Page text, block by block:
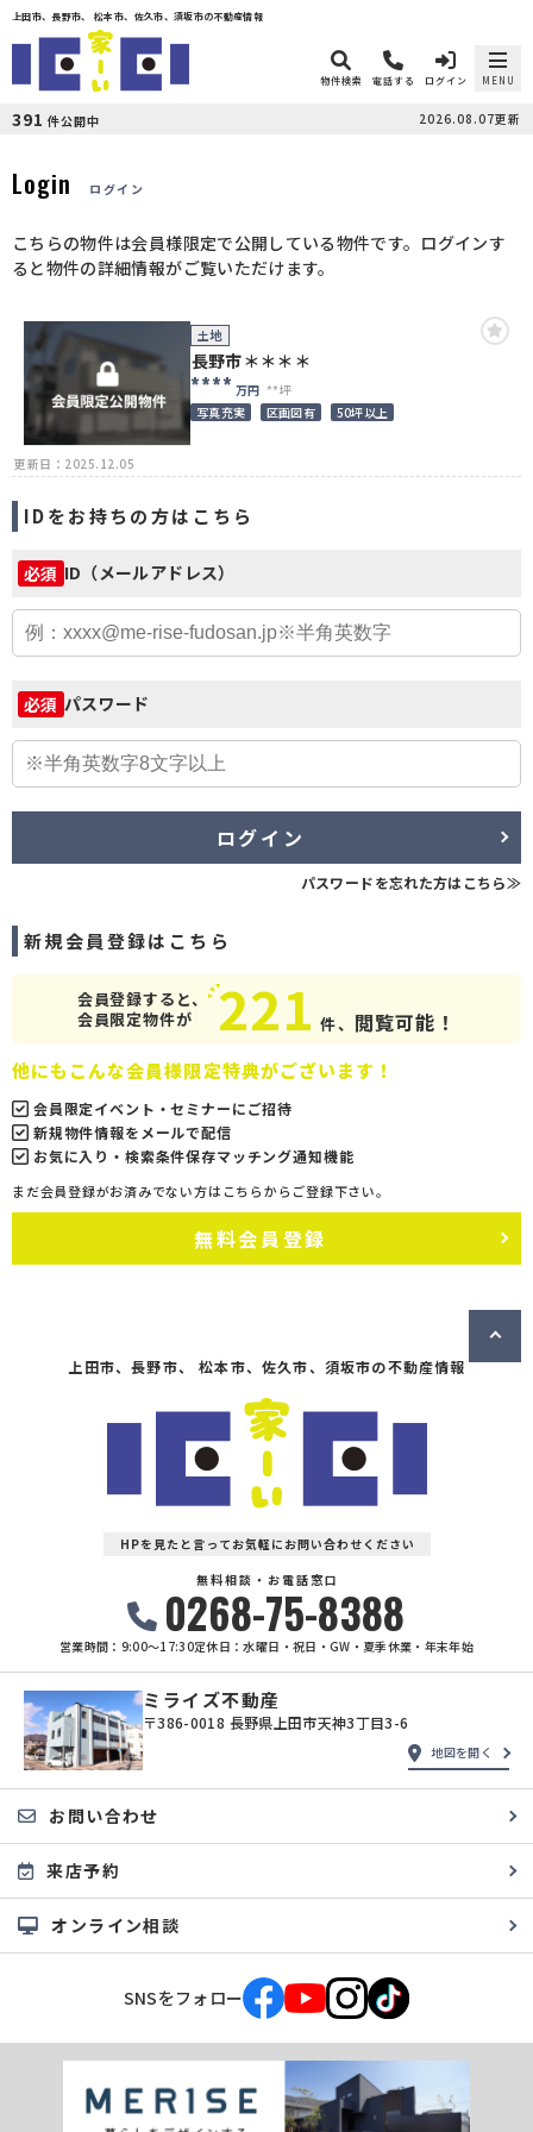
上田市、長野市、 松本市、佐久市、須坂市の不動産情報
物件検索 電話する ログイン MENU
391 件公開中 2026.08.07更新
Login ログイン
こちらの物件は会員様限定で公開している物件です。ログインす
ると物件の詳細情報がご覧いただけます。
土地
長野市＊＊＊＊
**** 万円 **坪
写真充実
区画図有 50坪以上
更新日：2025.12.05
IDをお持ちの方はこちら
必須 ID（メールアドレス）
必須 パスワード
ログイン
パスワードを忘れた方はこちら≫
新規会員登録はこちら
会員登録すると、
会員限定物件が
221 件、 閲覧可能！
他にもこんな会員様限定特典がございます！
会員限定イベント・セミナーにご招待
新規物件情報をメールで配信
お気に入り・検索条件保存マッチング通知機能
まだ会員登録がお済みでない方はこちらからご登録下さい。
無料会員登録
上田市、長野市、 松本市、佐久市、須坂市の不動産情報
HPを見たと言ってお気軽にお問い合わせください
無料相談・お電話窓口
0268-75-8388
営業時間：9:00〜17:30定休日：水曜日・祝日・GW・夏季休業・年末年始
ミライズ不動産
〒386-0018 長野県上田市天神3丁目3-6
地図を開く
お問い合わせ
来店予約
オンライン相談
SNSをフォロー